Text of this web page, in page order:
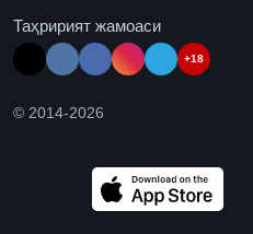
Таҳририят жамоаси
+18
© 2014-2026